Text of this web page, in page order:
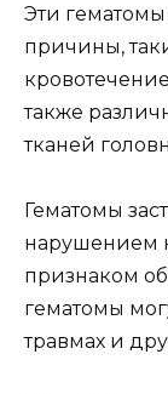
Эти
причины,
также
тканей
Гематомы
нарушением
признаком
гематомы
травмах и